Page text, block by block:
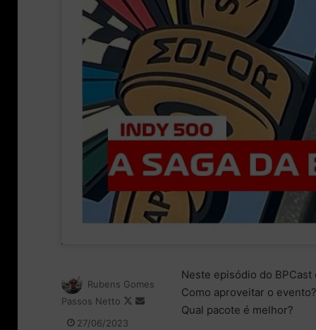
Neste episódio do
Como aproveitar o
Qual pacote é melhor?
Rubens Gomes
Passos Netto
F
27/06/2023